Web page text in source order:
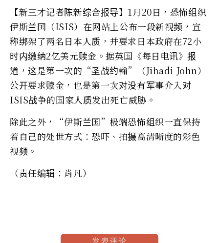
【新三才记者陈新综合报导】1月20日，恐怖组织
伊斯兰囯（ISIS）在网站上公布一段新视频，宣
称绑架了两名日本人质，并要求日本政府在72小
时内缴纳2亿美元赎金。据英国《每日电讯》报
道，这是第一次的“圣战约翰”（Jihadi John）
公开要求赎金，也是第一次对没有军事介入对
ISIS战争的国家人质发出死亡威胁。
除此之外，“伊斯兰国”极端恐怖组织一直保持
着自己的处世方式：恐吓、拍摄高清晰度的彩色
视频。
（责任编辑：肖凡）